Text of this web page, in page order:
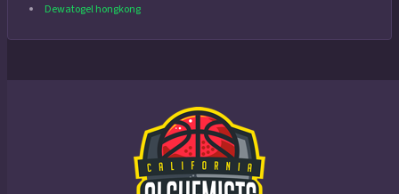
Dewatogel hongkong